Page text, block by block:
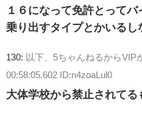
１６になって免許とって
乗り出すタイプとかいるし
130: 以下、5ちゃんねるからVIP
00:58:05.602 ID:n4zoaLul0
大体学校から禁止されてる